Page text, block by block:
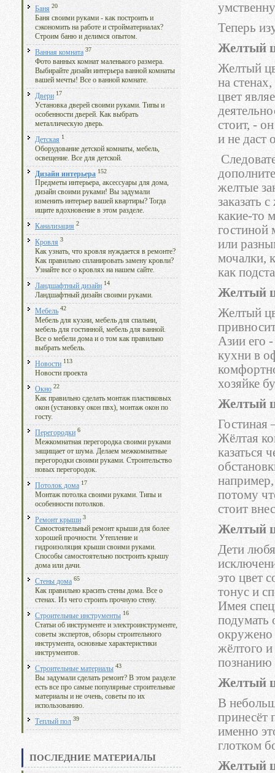
Баня 20
Баня своими руками - как построить и
сэкономить на работе и стройматериалах?
Строим баню и делимся опытом.
Ванная комната 37
Фото ванных комнат маленького размера.
Выбирайте дизайн интерьера ванной комнаты
вашей мечты! Все о ванной комнате.
Двери 17
Установка дверей своими руками. Типы и
особенности дверей. Как выбрать
металлическую дверь.
Детская 1
Оборудование детской комнаты, мебель,
освещение. Все для детской.
Дизайн интерьера 152
Предметы интерьера, аксессуары для дома,
дизайн своими руками! Вы задумали
изменить интерьер вашей квартиры? Тогда
ищите вдохновение в этом разделе.
Канализация 2
Кровля 3
Как узнать, что кровля нуждается в ремонте?
Как правильно спланировать замену кровли?
Узнайте все о кровлях на нашем сайте.
Ландшафтный дизайн 14
Ландшафтный дизайн своими руками.
Мебель 42
Мебель для кухни, мебель для спальни,
мебель для гостинной, мебель для ванной.
Все о мебели дома и о том как правильно
выбрать мебель.
Новости 113
Новости проекта
Окно 22
Как правильно сделать монтаж пластиковых
окон (установку окон пвх), монтаж окон по
госту.
Перегородки 6
Межкомнатная перегородка своими руками
защищает от шума. Делаем межкомнатные
перегородки своими руками. Строительство
новых перегородок.
Потолок дома 17
Монтаж потолка своими руками. Типы и
особенности потолков.
Ремонт крыши 3
Самостоятельный ремонт крыши для более
хорошей прочности. Утепление и
гидроизоляция крыши своими руками.
Способы самостоятельно построить крышу
дома или дачи.
Стены дома 65
Как правильно красить стены дома. Все о
стенах. Из чего строить прочную стену.
Строительные инструменты 16
Статьи об инструменте и электроинструменте,
советы экспертов, обзоры строительного
инструмента, основные характеристики
инструментов.
Строительные материалы 43
Вы задумали сделать ремонт? В этом разделе
есть все про самые популярные строительные
материалы и не очень, советы по их
использованию.
Теплый пол 39
ПОСЛЕДНИЕ МАТЕРИАЛЫ
Теперь
Желтый
Желтый
на
цвет
стоит, -
и не даст
желтые
заказать
какие-то
гостиной
или
мочалки,
как
Желтый
Желтый
Азии его
кухни в
хозяйке
Желтый
Гостиная
Жёлтая
казаться
потому
стоит
Желтый
Дети
это цвет
тонус и
Имея
подумать
окружено
жёлтого
познанию
Желтый
В
принесёт
именно
глотком
Желтый